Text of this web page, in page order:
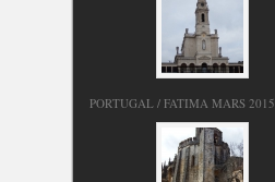
PORTUGAL / FATIMA MARS 2015